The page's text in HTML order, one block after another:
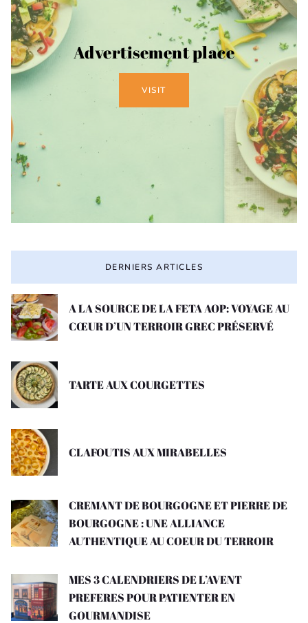
Advertisement place
VISIT
DERNIERS ARTICLES
A LA SOURCE DE LA FETA AOP: VOYAGE AU
CŒUR D’UN TERROIR GREC PRÉSERVÉ
TARTE AUX COURGETTES
CLAFOUTIS AUX MIRABELLES
CREMANT DE BOURGOGNE ET PIERRE DE
BOURGOGNE : UNE ALLIANCE
AUTHENTIQUE AU COEUR DU TERROIR
MES 3 CALENDRIERS DE L’AVENT
PREFERES POUR PATIENTER EN
GOURMANDISE